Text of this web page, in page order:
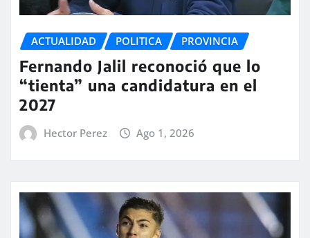
ACTUALIDAD POLITICA PROVINCIA
Fernando Jalil reconoció que lo
“tienta” una candidatura en el
2027
Hector Perez Ago 1, 2026